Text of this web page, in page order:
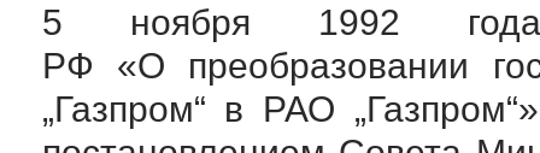
5 ноября 1992
РФ «О преобразовании
„Газпром“ в РАО